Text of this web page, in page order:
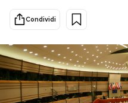
Cultura
Economia
Sport
PODCAST
Condividi